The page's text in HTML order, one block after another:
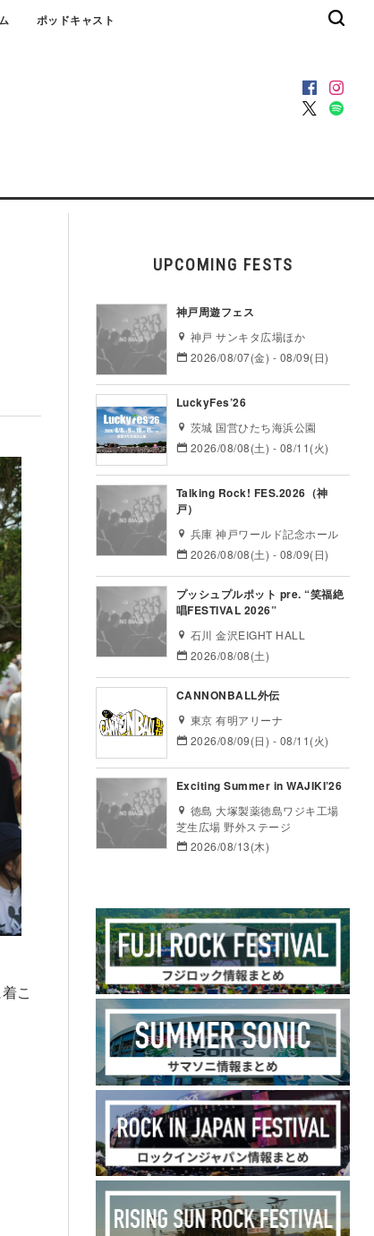
ポッドキャスト
こ
UPCOMING FESTS
神戸周遊フェス
神戸 サンキタ広場ほか
2026/08/07(金) - 08/09(日)
LuckyFes’26
茨城 国営ひたち海浜公園
2026/08/08(土) - 08/11(火)
Talking Rock! FES.2026（神
戸）
兵庫 神戸ワールド記念ホール
2026/08/08(土) - 08/09(日)
プッシュプルポット pre. “笑福絶
唱FESTIVAL 2026”
石川 金沢EIGHT HALL
2026/08/08(土)
CANNONBALL外伝
東京 有明アリーナ
2026/08/09(日) - 08/11(火)
Exciting Summer in WAJIKI’26
徳島 大塚製薬徳島ワジキ工場
芝生広場 野外ステージ
2026/08/13(木)